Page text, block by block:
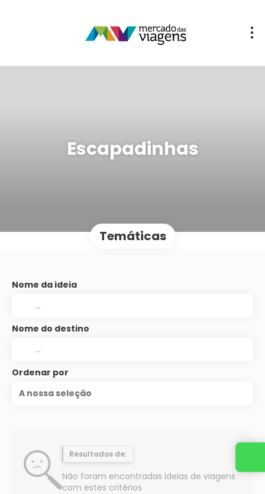
Escapadinhas
Temáticas
Nome da ideia
Nome do destino
Ordenar por
A nossa seleção
Resultados de:
Não foram encontradas ideias de viagens
com estes critérios